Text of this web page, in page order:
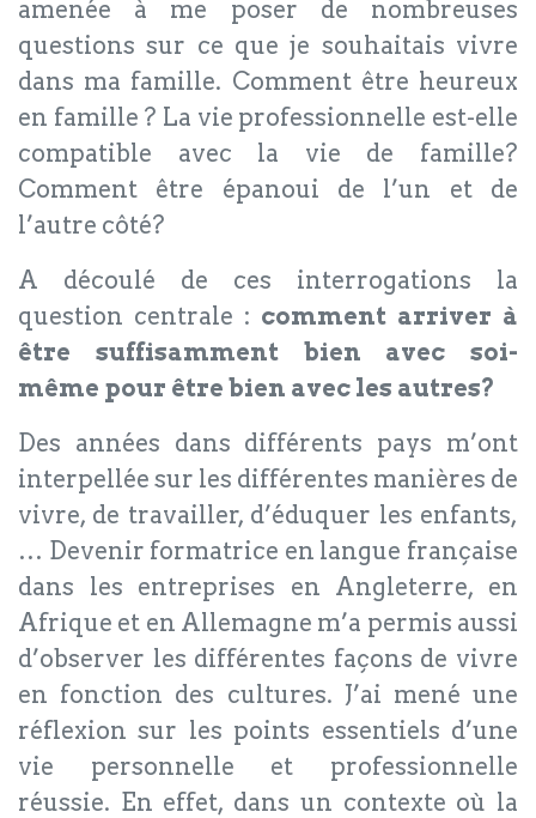
amenée à me poser de nombreuses
questions sur ce que je souhaitais vivre
dans ma famille. Comment être heureux
en famille ? La vie professionnelle est-elle
compatible avec la vie de famille?
Comment être épanoui de l’un et de
l’autre côté?
A découlé de ces interrogations la
question centrale : comment arriver à
être suffisamment bien avec soi-
même pour être bien avec les autres?
Des années dans différents pays m’ont
interpellée sur les différentes manières de
vivre, de travailler, d’éduquer les enfants,
… Devenir formatrice en langue française
dans les entreprises en Angleterre, en
Afrique et en Allemagne m’a permis aussi
d’observer les différentes façons de vivre
en fonction des cultures. J’ai mené une
réflexion sur les points essentiels d’une
vie personnelle et professionnelle
réussie. En effet, dans un contexte où la